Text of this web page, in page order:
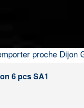
proche Dijon
6 pcs SA1